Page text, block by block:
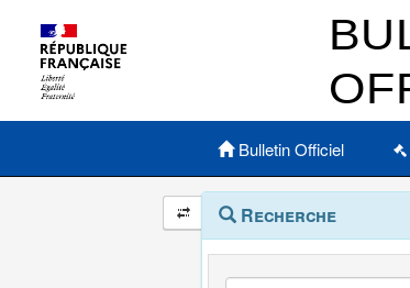
Menu principal
Bulletin Officiel
Navigation
et
outils
annexes
Menu
contextuel
Recherche